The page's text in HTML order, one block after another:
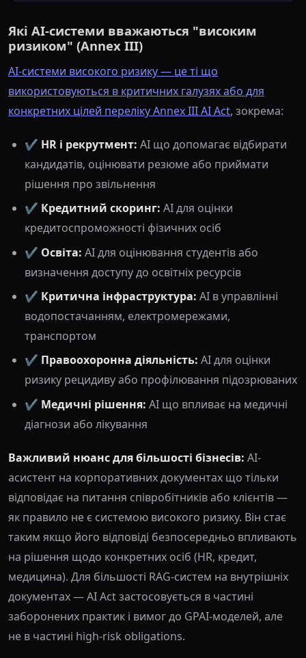
Які AI-системи вважаються "високим
ризиком" (Annex III)
AI-системи високого ризику — це ті що
використовуються в критичних галузях або для
конкретних цілей переліку Annex III AI Act, зокрема:
✔️ HR і рекрутмент: AI що допомагає відбирати
кандидатів, оцінювати резюме або приймати
рішення про звільнення
✔️ Кредитний скоринг: AI для оцінки
кредитоспроможності фізичних осіб
✔️ Освіта: AI для оцінювання студентів або
визначення доступу до освітніх ресурсів
✔️ Критична інфраструктура: AI в управлінні
водопостачанням, електромережами,
транспортом
✔️ Правоохоронна діяльність: AI для оцінки
ризику рецидиву або профілювання підозрюваних
✔️ Медичні рішення: AI що впливає на медичні
діагнози або лікування
Важливий нюанс для більшості бізнесів: AI-
асистент на корпоративних документах що тільки
відповідає на питання співробітників або клієнтів —
як правило не є системою високого ризику. Він стає
таким якщо його відповіді безпосередньо впливають
на рішення щодо конкретних осіб (HR, кредит,
медицина). Для більшості RAG-систем на внутрішніх
документах — AI Act застосовується в частині
заборонених практик і вимог до GPAI-моделей, але
не в частині high-risk obligations.